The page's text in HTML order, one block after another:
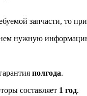
запчасти, то
нужную
полгода.
составляет 1 год.